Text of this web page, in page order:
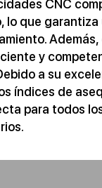
CNC
lo que garantiza
Además,
y
a su
índices de
para todos